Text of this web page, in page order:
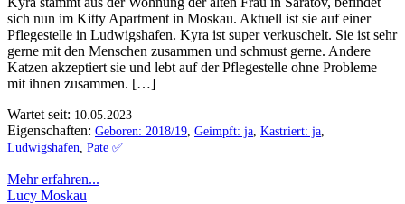
sich nun im Kitty Apartment in Moskau. Aktuell ist sie auf einer
Pflegestelle in Ludwigshafen. Kyra ist super verkuschelt. Sie ist sehr
gerne mit den Menschen zusammen und schmust gerne. Andere
Katzen akzeptiert sie und lebt auf der Pflegestelle ohne Probleme
mit ihnen zusammen. […]
Wartet seit: 10.05.2023
Eigenschaften: Geboren: 2018/19 Geimpft: ja Kastriert: ja
Ludwigshafen Pate ✅️
Mehr erfahren...
Lucy Moskau